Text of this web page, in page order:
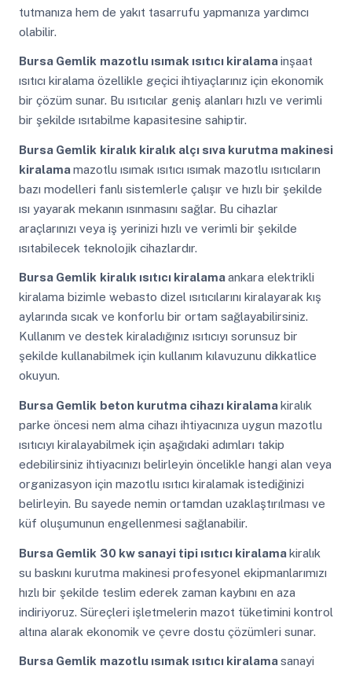
tutmanıza hem de yakıt tasarrufu yapmanıza yardımcı
olabilir.
Bursa Gemlik mazotlu ısımak ısıtıcı kiralamainşaat
ısıtıcı kiralama özellikle geçici ihtiyaçlarınız için ekonomik
bir çözüm sunar. Bu ısıtıcılar geniş alanları hızlı ve verimli
bir şekilde ısıtabilme kapasitesine sahiptir.
Bursa Gemlik kiralık kiralık alçı sıva kurutma makinesi
kiralamamazotlu ısımak ısıtıcı ısımak mazotlu ısıtıcıların
bazı modelleri fanlı sistemlerle çalışır ve hızlı bir şekilde
ısı yayarak mekanın ısınmasını sağlar. Bu cihazlar
araçlarınızı veya iş yerinizi hızlı ve verimli bir şekilde
ısıtabilecek teknolojik cihazlardır.
Bursa Gemlik kiralık ısıtıcı kiralamaankara elektrikli
kiralama bizimle webasto dizel ısıtıcılarını kiralayarak kış
aylarında sıcak ve konforlu bir ortam sağlayabilirsiniz.
Kullanım ve destek kiraladığınız ısıtıcıyı sorunsuz bir
şekilde kullanabilmek için kullanım kılavuzunu dikkatlice
okuyun.
Bursa Gemlik beton kurutma cihazı kiralamakiralık
parke öncesi nem alma cihazı ihtiyacınıza uygun mazotlu
ısıtıcıyı kiralayabilmek için aşağıdaki adımları takip
edebilirsiniz ihtiyacınızı belirleyin öncelikle hangi alan veya
organizasyon için mazotlu ısıtıcı kiralamak istediğinizi
belirleyin. Bu sayede nemin ortamdan uzaklaştırılması ve
küf oluşumunun engellenmesi sağlanabilir.
Bursa Gemlik 30 kw sanayi tipi ısıtıcı kiralamakiralık
su baskını kurutma makinesi profesyonel ekipmanlarımızı
hızlı bir şekilde teslim ederek zaman kaybını en aza
indiriyoruz. Süreçleri işletmelerin mazot tüketimini kontrol
altına alarak ekonomik ve çevre dostu çözümleri sunar.
Bursa Gemlik mazotlu ısımak ısıtıcı kiralamasanayi